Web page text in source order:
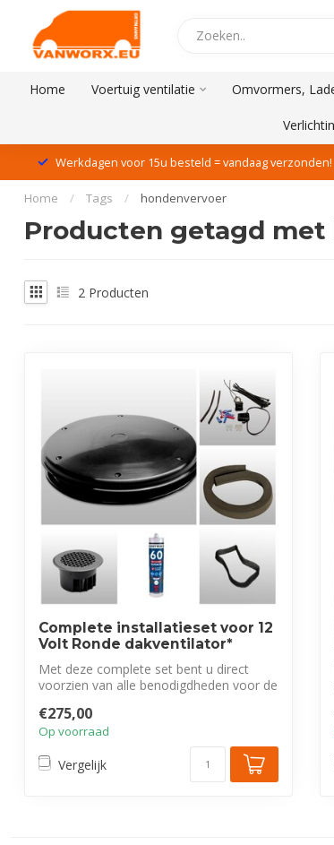
Home Voertuig ventilatie Omvormers,
Werkdagen voor 15u besteld = vandaag verzonden!
Home / Tags / hondenvervoer
Producten getagd met
2 Producten
Complete installatieset voor 12
Volt Ronde dakventilator*
Met deze complete set bent u direct
voorzien van alle benodigdheden voor de
€275,00
Op voorraad
Vergelijk